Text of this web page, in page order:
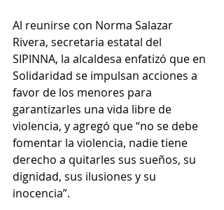
Al reunirse con Norma Salazar
Rivera, secretaria estatal del
SIPINNA, la alcaldesa enfatizó que en
Solidaridad se impulsan acciones a
favor de los menores para
garantizarles una vida libre de
violencia, y agregó que “no se debe
fomentar la violencia, nadie tiene
derecho a quitarles sus sueños, su
dignidad, sus ilusiones y su
inocencia”.